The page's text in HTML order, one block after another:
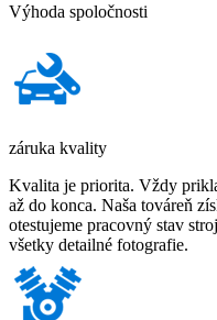
Výhoda spoločnosti
záruka kvality
Kvalita je priorita. Vždy
až do konca. Naša továreň
otestujeme pracovný stav
všetky detailné fotografie.